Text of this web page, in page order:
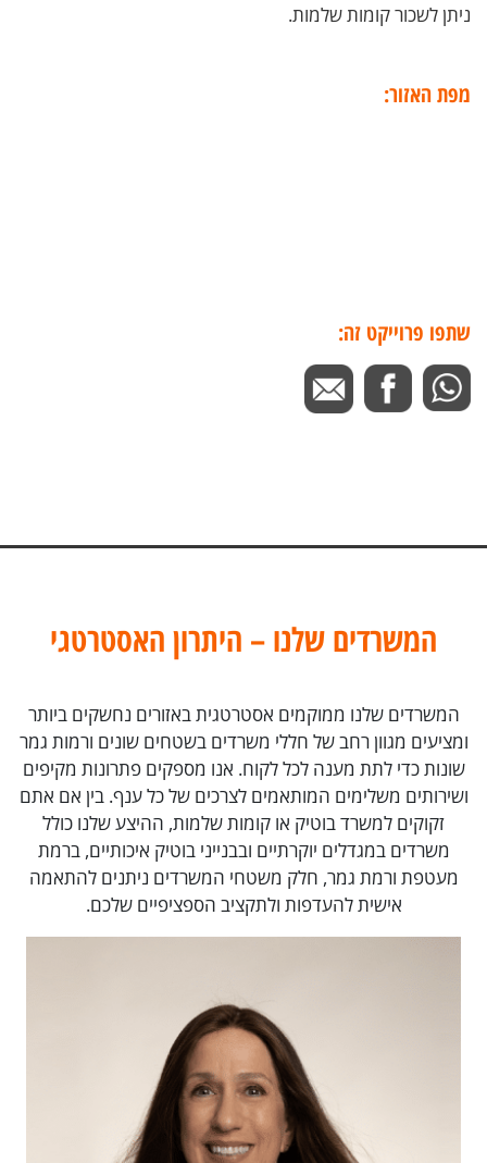
ניתן לשכור קומות שלמות.
מפת האזור:
שתפו פרוייקט זה:
המשרדים שלנו – היתרון האסטרטגי
המשרדים שלנו ממוקמים אסטרטגית באזורים נחשקים ביותר
ומציעים מגוון רחב של חללי משרדים בשטחים שונים ורמות גמר
שונות כדי לתת מענה לכל לקוח. אנו מספקים פתרונות מקיפים
ושירותים משלימים המותאמים לצרכים של כל ענף. בין אם אתם
זקוקים למשרד בוטיק או קומות שלמות, ההיצע שלנו כולל
משרדים במגדלים יוקרתיים ובבנייני בוטיק איכותיים, ברמת
מעטפת ורמת גמר, חלק משטחי המשרדים ניתנים להתאמה
אישית להעדפות ולתקציב הספציפיים שלכם.